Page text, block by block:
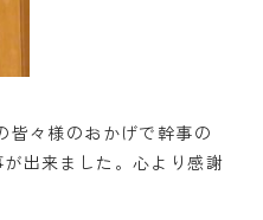
々様のおかげで幹事の
出来ました。心より感謝